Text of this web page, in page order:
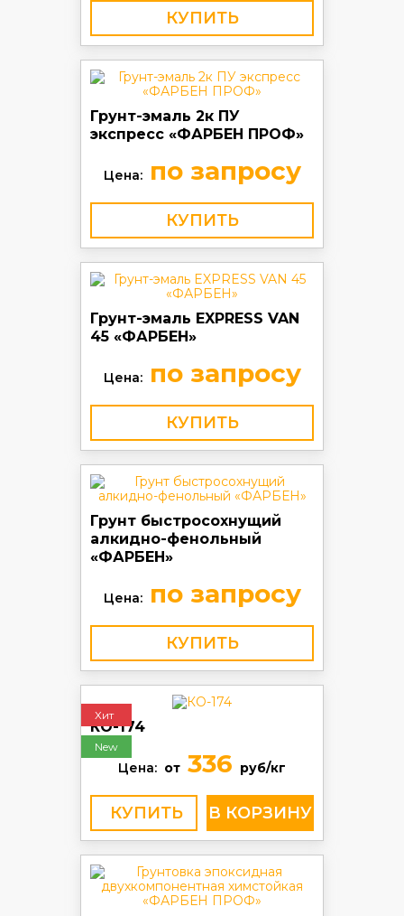
КУПИТЬ
Грунт-эмаль 2к ПУ
экспресс «ФАРБЕН ПРОФ»
Цена:по запросу
КУПИТЬ
Грунт-эмаль EXPRESS VAN
45 «ФАРБЕН»
Цена:по запросу
КУПИТЬ
Грунт быстросохнущий
алкидно-фенольный
«ФАРБЕН»
Цена:по запросу
КУПИТЬ
Хит
New
КО-174
Цена: от 336 руб/кг
КУПИТЬ